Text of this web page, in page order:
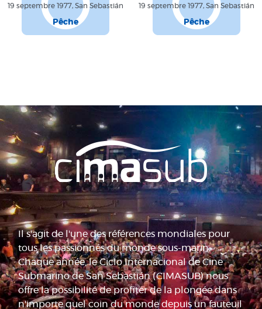
19 septembre 1977, San Sebastián
Pêche
19 septembre 1977, San Sebastián
Pêche
Il s'agit de l'une des références mondiales pour
tous les passionnés du monde sous-marin.
Chaque année, le Ciclo Internacional de Cine
Submarino de San Sebastián (CIMASUB) nous
offre la possibilité de profiter de la plongée dans
n'importe quel coin du monde depuis un fauteuil